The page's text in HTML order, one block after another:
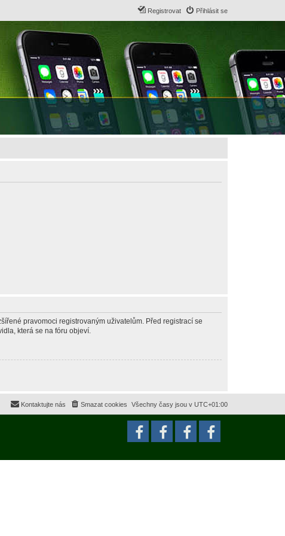
Přihlásit se
Registrovat
pravomoci registrovaným uživatelům. Před registrací se
která se na fóru objeví.
Všechny časy jsou v UTC+01:00
Smazat cookies
Kontaktujte nás